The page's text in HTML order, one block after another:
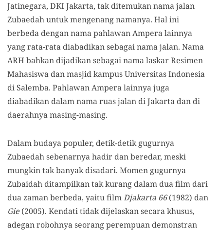
Jatinegara, DKI Jakarta, tak ditemukan nama jalan
Zubaedah untuk mengenang namanya. Hal ini
berbeda dengan nama pahlawan Ampera lainnya
yang rata-rata diabadikan sebagai nama jalan. Nama
ARH bahkan dijadikan sebagai nama laskar Resimen
Mahasiswa dan masjid kampus Universitas Indonesia
di Salemba. Pahlawan Ampera lainnya juga
diabadikan dalam nama ruas jalan di Jakarta dan di
daerahnya masing-masing.
Dalam budaya populer, detik-detik gugurnya
Zubaedah sebenarnya hadir dan beredar, meski
mungkin tak banyak disadari. Momen gugurnya
Zubaidah ditampilkan tak kurang dalam dua film dari
dua zaman berbeda, yaitu filmDjakarta 66(1982) dan
Gie(2005). Kendati tidak dijelaskan secara khusus,
adegan robohnya seorang perempuan demonstran